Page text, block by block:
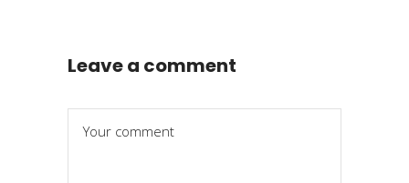
Leave a comment